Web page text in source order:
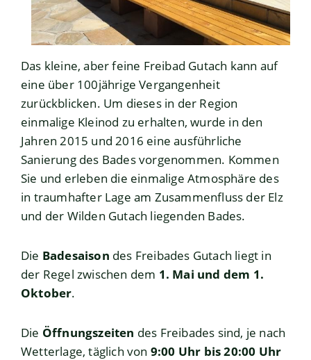
Das kleine, aber feine Freibad Gutach kann auf
eine über 100jährige Vergangenheit
zurückblicken. Um dieses in der Region
einmalige Kleinod zu erhalten, wurde in den
Jahren 2015 und 2016 eine ausführliche
Sanierung des Bades vorgenommen. Kommen
Sie und erleben die einmalige Atmosphäre des
in traumhafter Lage am Zusammenfluss der Elz
und der Wilden Gutach liegenden Bades.
Die Badesaison des Freibades Gutach liegt in
der Regel zwischen dem 1. Mai und dem 1.
Oktober.
Die Öffnungszeiten des Freibades sind, je nach
Wetterlage, täglich von 9:00 Uhr bis 20:00 Uhr